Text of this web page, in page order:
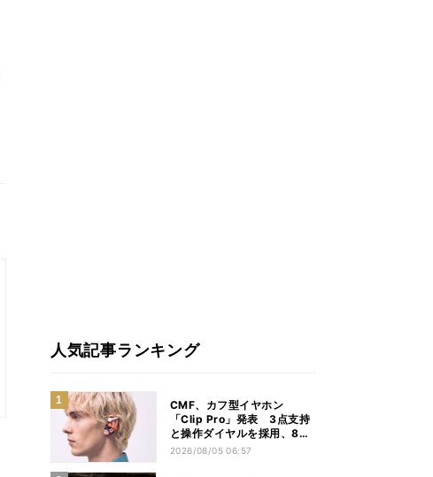
人気記事ランキング
CMF、カフ型イヤホン
「Clip Pro」発表 3点支持
と操作ダイヤルを採用、8月
15日発売
2026/08/05 06:57